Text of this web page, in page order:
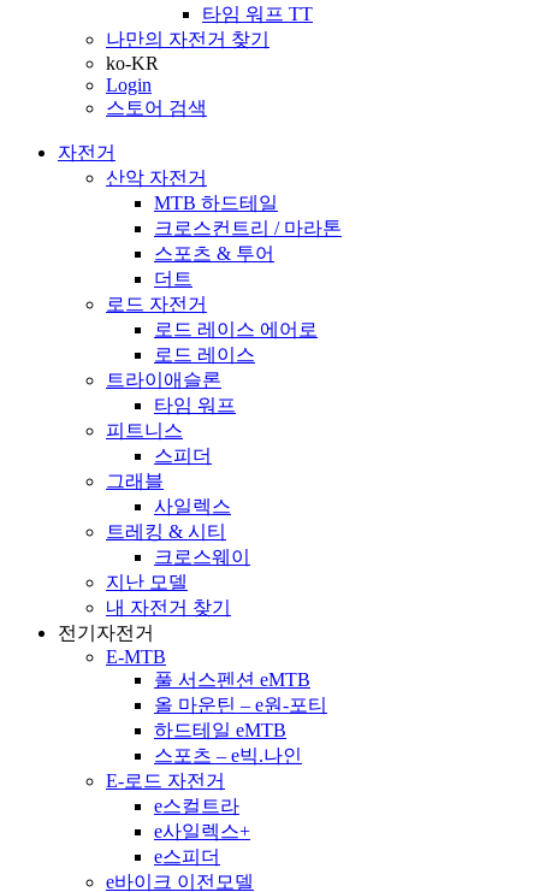
타임 워프 TT
나만의 자전거 찾기
ko-KR
Login
스토어 검색
자전거
산악 자전거
MTB 하드테일
크로스컨트리 / 마라톤
스포츠 & 투어
더트
로드 자전거
로드 레이스 에어로
로드 레이스
트라이애슬론
타임 워프
피트니스
스피더
그래블
사일렉스
트레킹 & 시티
크로스웨이
지난 모델
내 자전거 찾기
전기자전거
E-MTB
풀 서스펜션 eMTB
올 마운틴 – e원-포티
하드테일 eMTB
스포츠 – e빅.나인
E-로드 자전거
e스컬트라
e사일렉스+
e스피더
e바이크 이전모델